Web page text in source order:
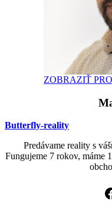
ZOBRAZIŤ
Butterfly-reality
Predávame reality s
Fungujeme 7 rokov, máme